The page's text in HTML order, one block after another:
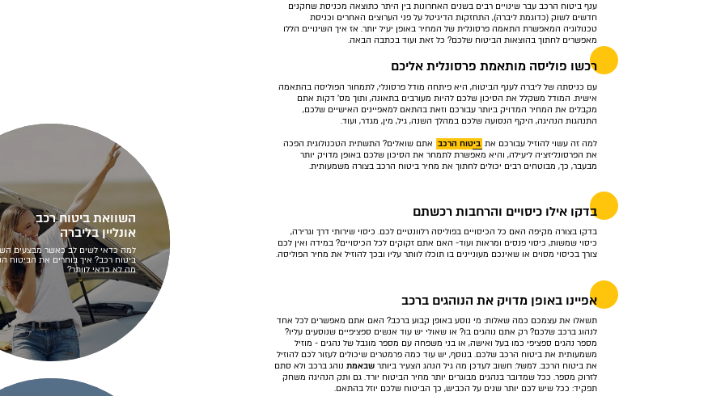
ענף ביטוח הרכב עבר שינויים רבים בשנים האחרונות בין היתר כתוצאה מכניסת שחקנים
חדשים לשוק (כדוגמת ליברה), התחזקות הדיגיטל על פני הערוצים האחרים וכניסת
טכנולוגיה המאפשרת התאמה פרסונלית של המחיר באופן יעיל יותר. אז איך השינויים הללו
מאפשרים לחתוך בהוצאות הביטוח שלכם? כל זאת ועוד בכתבה הבאה.
רכשו פוליסה מותאמת פרסונלית אליכם
עם כניסתה של ליברה לענף הביטוח, היא פיתחה מודל פרסונלי, לתמחור הפוליסה בהתאמה
אישית. המודל משקלל את הסיכון שלכם להיות מעורבים בתאונה, ותוך מס' דקות אתם
מקבלים את המחיר המדויק ביותר עבורכם וזאת בהתאם למאפיינים האישיים שלכם,
התנהגות הנהיגה, היקף הנסועה שלכם במהלך השנה, גיל, מין, מגדר, ועוד.
למה זה עשוי להוזיל עבורכם את ביטוח הרכב אתם שואלים? התשתית הטכנולוגית הפכה
את הפרסונליזציה ליעילה, והיא מאפשרת לתמחר את הסיכון שלכם באופן מדויק יותר
מבעבר, כך, מבוטחים רבים יכולים לחתוך את מחיר ביטוח הרכב בצורה משמעותית.
בדקו אילו כיסויים והרחבות רכשתם
בדקו בצורה מקיפה האם כל הכיסויים בפוליסה רלוונטיים לכם. כיסוי שירותי דרך וגרירה,
כיסוי שמשות, כיסוי פנסים ומראות ועוד- האם אתם זקוקים לכל הכיסויים? במידה ואין לכם
צורך בכיסוי מסוים או שאינכם מעוניינים בו תוכלו לוותר עליו ובכך להוזיל את מחיר הפוליסה.
אפיינו באופן מדויק את הנוהגים ברכב
תשאלו את עצמכם כמה שאלות: מי נוסע באופן קבוע ברכב? האם אתם מאפשרים לכל אחד
לנהוג ברכב שלכם? רק אתם נוהגים בו? או שאולי יש עוד אנשים ספציפיים שנוסעים עליו?
מספר נהגים ספציפי כמו בעל ואישה, או בני משפחה עם מספר מוגבל של נהגים - מוזיל
משמעותית את ביטוח הרכב שלכם. בנוסף, יש עוד כמה פרמטרים שיכולים לעזור לכם להוזיל
את ביטוח הרכב. למשל: חשוב לעדכן מה גיל הנהג הצעיר ביותר שבאמתנוהג ברכב ולא סתם
לזרוק מספר. ככל שמדובר בנהגים מבוגרים יותר מחיר הביטוח יורד. גם ותק הנהיגה משחק
תפקיד: ככל שיש לכם יותר שנים על הכביש, כך הביטוח שלכם יוזל בהתאם.
השוואת ביטוח רכב
אונליין בליברה
למה כדאי לשים לב כאשר מבצעים
ביטוח רכב? איך בוחרים את הביטוח
מה לא כדאי לוותר?